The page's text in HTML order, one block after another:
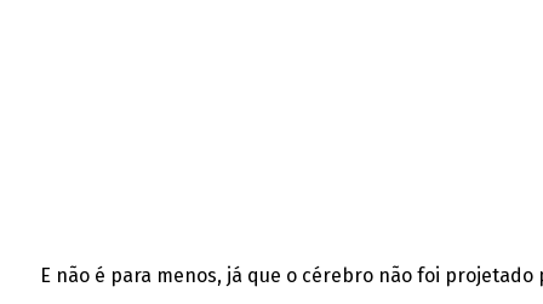
E não é para menos, já que o cérebro não foi